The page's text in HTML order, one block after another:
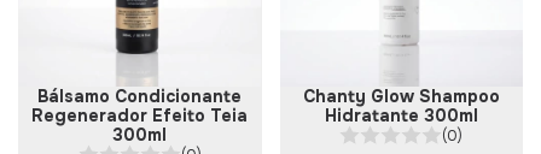
Bálsamo Condicionante
Regenerador Efeito Teia
300ml
Chanty Glow Shampoo
Hidratante 300ml
(0)